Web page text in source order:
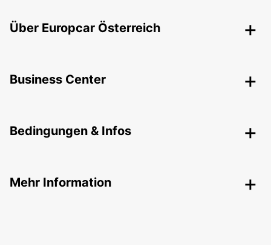
Über Europcar Österreich
Business Center
Bedingungen & Infos
Mehr Information